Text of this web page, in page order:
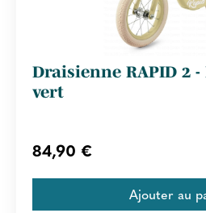
Draisienne RAPID 2
vert
84,90 €